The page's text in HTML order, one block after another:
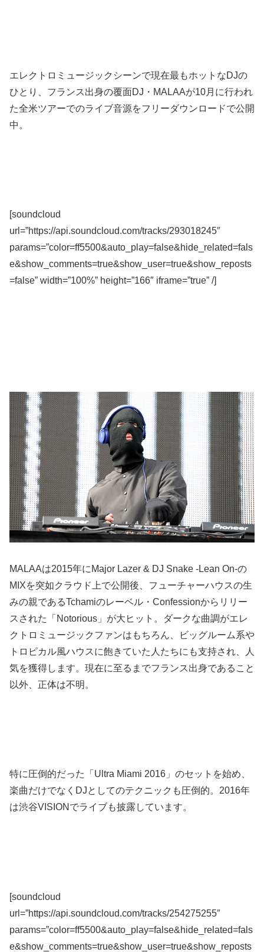
エレクトロミュージックシーンで現在最もホットなDJの
ひとり、フランス出身の覆面DJ・MALAAが10月に行われ
た全米ツアーでのライブ音源をフリーダウンロードで公開
中。
[soundcloud
url=”https://api.soundcloud.com/tracks/293018245″
params=”color=ff5500&auto_play=false&hide_related=fals
e&show_comments=true&show_user=true&show_reposts
=false” width=”100%” height=”166″ iframe=”true” /]
MALAAは2015年にMajor Lazer & DJ Snake -Lean On-の
MIXを突如クラウド上で公開後、フューチャーハウスの生
みの親であるTchamiのレーベル・Confessionからリリー
スされた「Notorious」が大ヒット。ダークな曲調がエレ
クトロミュージックファンはもちろん、ビッグルーム系や
トロピカル風ハウスに飽きていた人たちにも支持され、人
気を獲得します。現在に至るまでフランス出身であること
以外、正体は不明。
特に圧倒的だった「Ultra Miami 2016」のセットを始め、
楽曲だけでなくDJとしてのテクニックも圧倒的。2016年
は渋谷VISIONでライブも披露しています。
[soundcloud
url=”https://api.soundcloud.com/tracks/254275255″
params=”color=ff5500&auto_play=false&hide_related=fals
e&show_comments=true&show_user=true&show_reposts